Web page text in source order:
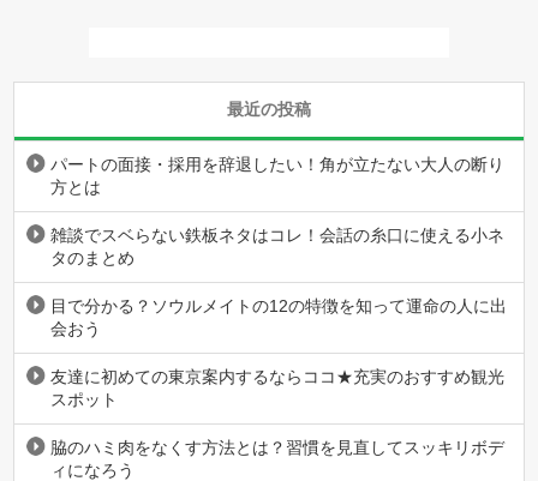
最近の投稿
パートの面接・採用を辞退したい！角が立たない大人の断り
方とは
雑談でスベらない鉄板ネタはコレ！会話の糸口に使える小ネ
タのまとめ
目で分かる？ソウルメイトの12の特徴を知って運命の人に出
会おう
友達に初めての東京案内するならココ★充実のおすすめ観光
スポット
脇のハミ肉をなくす方法とは？習慣を見直してスッキリボデ
ィになろう